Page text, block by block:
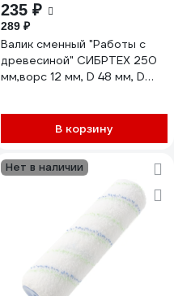
235 ₽
289 ₽
Валик сменный "Работы с
древесиной" СИБРТЕХ 250
мм,ворс 12 мм, D 48 мм, D
В корзину
Нет в наличии